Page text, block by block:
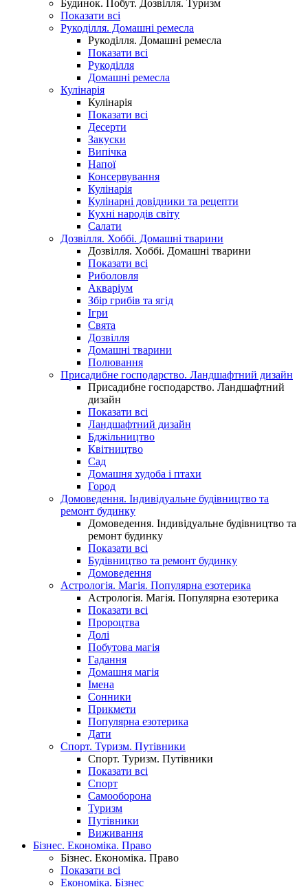
Будинок. Побут. Дозвілля. Туризм
Показати всі
Рукоділля. Домашні ремесла
Рукоділля. Домашні ремесла
Показати всі
Рукоділля
Домашні ремесла
Кулінарія
Кулінарія
Показати всі
Десерти
Закуски
Випічка
Напої
Консервування
Кулінарія
Кулінарні довідники та рецепти
Кухні народів світу
Салати
Дозвілля. Хоббі. Домашні тварини
Дозвілля. Хоббі. Домашні тварини
Показати всі
Риболовля
Акваріум
Збір грибів та ягід
Ігри
Свята
Дозвілля
Домашні тварини
Полювання
Присадибне господарство. Ландшафтний дизайн
Присадибне господарство. Ландшафтний
дизайн
Показати всі
Ландшафтний дизайн
Бджільництво
Квітництво
Сад
Домашня худоба і птахи
Город
Домоведення. Індивідуальне будівництво та
ремонт будинку
Домоведення. Індивідуальне будівництво та
ремонт будинку
Показати всі
Будівництво та ремонт будинку
Домоведення
Астрологія. Магія. Популярна езотерика
Астрологія. Магія. Популярна езотерика
Показати всі
Пророцтва
Долі
Побутова магія
Гадання
Домашня магія
Імена
Сонники
Прикмети
Популярна езотерика
Дати
Спорт. Туризм. Путівники
Спорт. Туризм. Путівники
Показати всі
Спорт
Самооборона
Туризм
Путівники
Виживання
Бізнес. Економіка. Право
Бізнес. Економіка. Право
Показати всі
Економіка. Бізнес